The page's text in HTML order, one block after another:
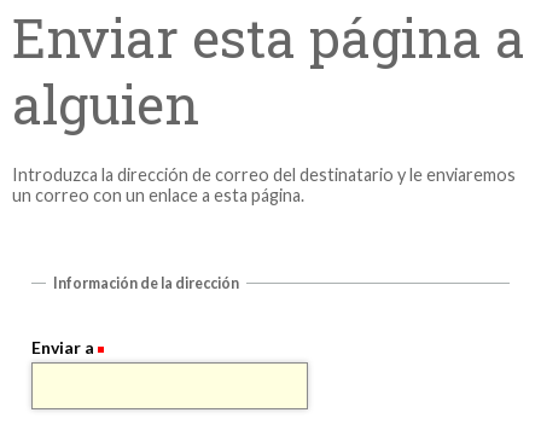
Enviar esta página a
alguien
Introduzca la dirección de correo del destinatario y le enviaremos
un correo con un enlace a esta página.
Información de la dirección
Enviar a